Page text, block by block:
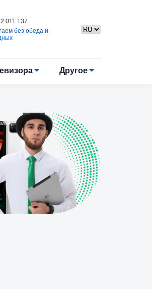
011 137
без обеда и
Другое